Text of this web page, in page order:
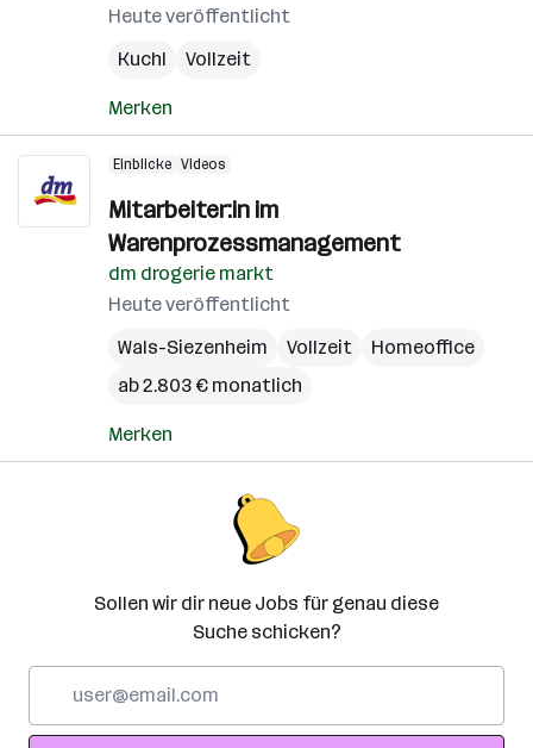
Heute veröffentlicht
Kuchl
Vollzeit
Merken
Einblicke Videos
Mitarbeiter:in im
Warenprozessmanagement
dm drogerie markt
Heute veröffentlicht
Wals-Siezenheim
Vollzeit
Homeoffice
ab 2.803 € monatlich
Merken
Sollen wir dir neue Jobs für genau diese
Suche schicken?
Adresse